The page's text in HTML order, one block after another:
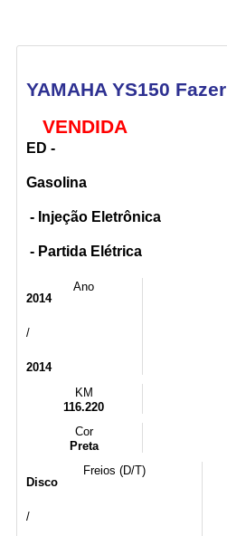
YAMAHA YS150 Fazer
VENDIDA
ED -
Gasolina
- Injeção Eletrônica
- Partida Elétrica
Ano
2014
/
2014
KM
116.220
Cor
Preta
Freios (D/T)
Disco
/